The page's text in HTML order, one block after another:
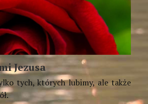
Jezusa
tych, których lubimy, ale także